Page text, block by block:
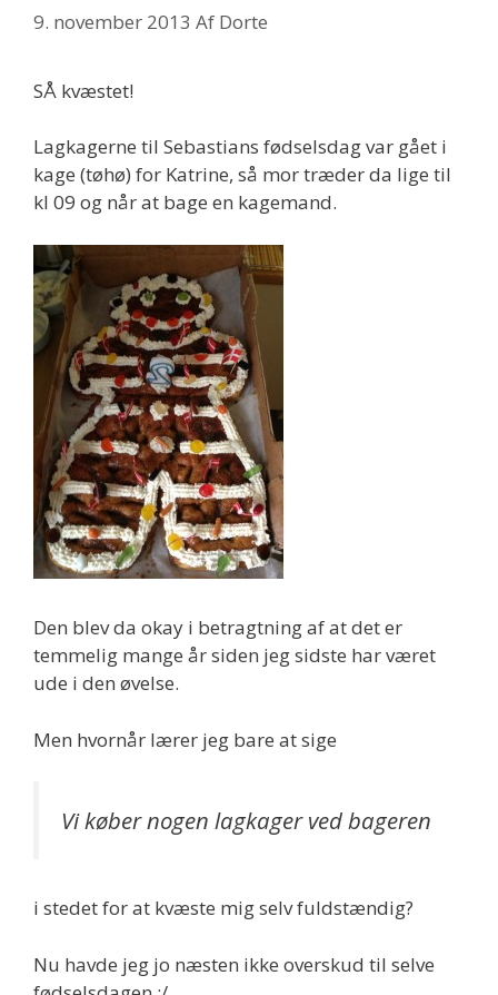
9. november 2013 Af Dorte
SÅ kvæstet!
Lagkagerne til Sebastians fødselsdag var gået i
kage (tøhø) for Katrine, så mor træder da lige til
kl 09 og når at bage en kagemand.
Den blev da okay i betragtning af at det er
temmelig mange år siden jeg sidste har været
ude i den øvelse.
Men hvornår lærer jeg bare at sige
Vi køber nogen lagkager ved bageren
i stedet for at kvæste mig selv fuldstændig?
Nu havde jeg jo næsten ikke overskud til selve